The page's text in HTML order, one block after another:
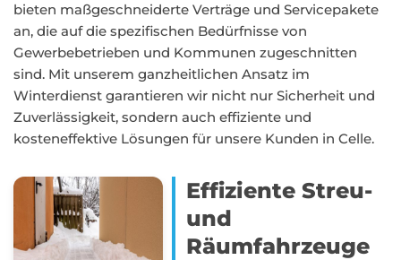
bieten maßgeschneiderte Verträge und Servicepakete
an, die auf die spezifischen Bedürfnisse von
Gewerbebetrieben und Kommunen zugeschnitten
sind. Mit unserem ganzheitlichen Ansatz im
Winterdienst garantieren wir nicht nur Sicherheit und
Zuverlässigkeit, sondern auch effiziente und
kosteneffektive Lösungen für unsere Kunden in Celle.
Effiziente Streu-
und
Räumfahrzeuge